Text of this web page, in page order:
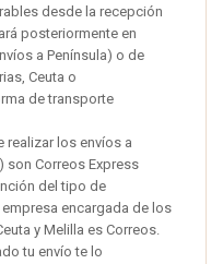
desde la recepción
posteriormente en
a Península) o de
Ceuta o
de transporte
realizar los envíos a
son Correos Express
del tipo de
encargada de los
y Melilla es Correos.
tu envío te lo